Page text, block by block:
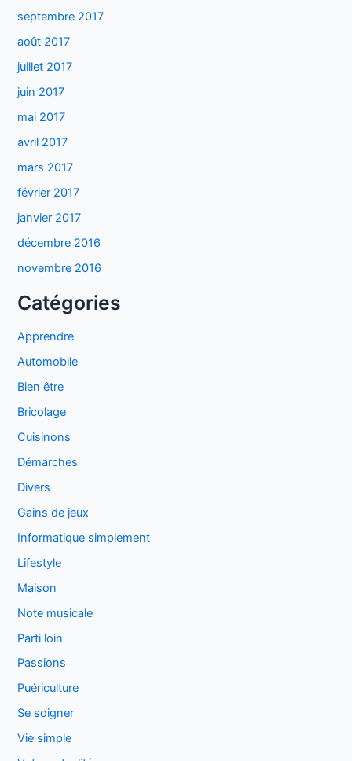
septembre 2017
août 2017
juillet 2017
juin 2017
mai 2017
avril 2017
mars 2017
février 2017
janvier 2017
décembre 2016
novembre 2016
Catégories
Apprendre
Automobile
Bien être
Bricolage
Cuisinons
Démarches
Divers
Gains de jeux
Informatique simplement
Lifestyle
Maison
Note musicale
Parti loin
Passions
Puériculture
Se soigner
Vie simple